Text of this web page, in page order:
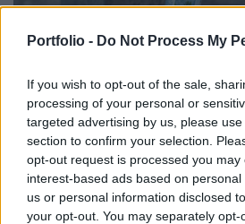
Portfolio - Do Not Process My
If you wish to opt-out of the sale,
processing of your personal or
targeted advertising by us, please
section to confirm your selection.
opt-out request is processed you may
interest-based ads based on
us or personal information disclosed
your opt-out. You may separately
"Ez volt az utolsó
vészelték át az év
budapestiek
Agusztus 5-én és 6-án tetőzött a
hőhulláma.